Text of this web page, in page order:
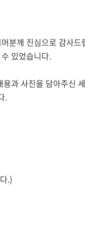
분께 진심으로 감사드
있었습니다.
과 사진을 담아주신
.
.)